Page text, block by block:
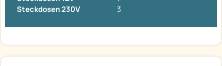
Steckdosen 230V
3